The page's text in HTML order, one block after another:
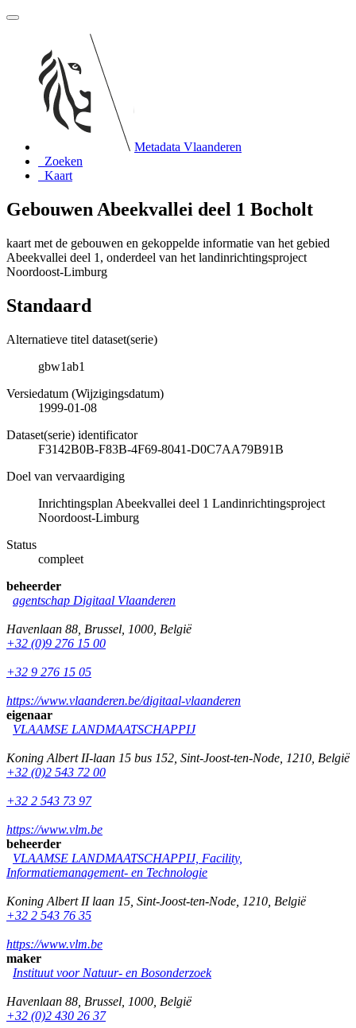
Metadata Vlaanderen
Zoeken
Kaart
Gebouwen Abeekvallei deel 1 Bocholt
kaart met de gebouwen en gekoppelde informatie van het gebied
Abeekvallei deel 1, onderdeel van het landinrichtingsproject
Noordoost-Limburg
Standaard
Alternatieve titel dataset(serie)
gbw1ab1
Versiedatum (Wijzigingsdatum)
1999-01-08
Dataset(serie) identificator
F3142B0B-F83B-4F69-8041-D0C7AA79B91B
Doel van vervaardiging
Inrichtingsplan Abeekvallei deel 1 Landinrichtingsproject
Noordoost-Limburg
Status
compleet
beheerder
agentschap Digitaal Vlaanderen
Havenlaan 88 Brussel 1000 België
+32 (0)9 276 15 00
+32 9 276 15 05
https://www.vlaanderen.be/digitaal-vlaanderen
eigenaar
VLAAMSE LANDMAATSCHAPPIJ
Koning Albert II-laan 15 bus 152 Sint-Joost-ten-Node 1210 België
+32 (0)2 543 72 00
+32 2 543 73 97
https://www.vlm.be
beheerder
VLAAMSE LANDMAATSCHAPPIJ, Facility,
Informatiemanagement- en Technologie
Koning Albert II laan 15 Sint-Joost-ten-Node 1210 België
+32 2 543 76 35
https://www.vlm.be
maker
Instituut voor Natuur- en Bosonderzoek
Havenlaan 88 Brussel 1000 België
+32 (0)2 430 26 37